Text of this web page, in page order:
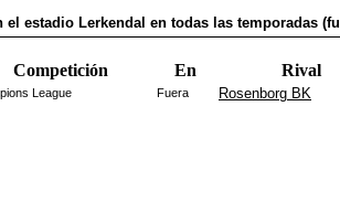
el estadio Lerkendal en todas las temporadas
Competición En Rival
League Fuera Rosenborg BK